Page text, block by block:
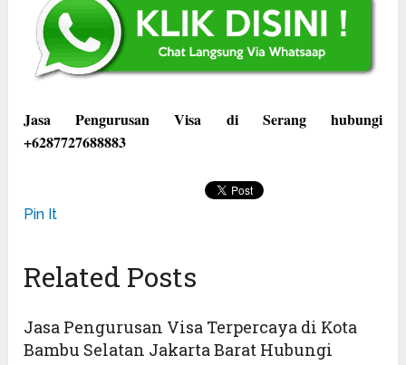
Jasa Pengurusan Visa di Serang hubungi
+6287727688883
Pin It
Related Posts
Jasa Pengurusan Visa Terpercaya di Kota
Bambu Selatan Jakarta Barat Hubungi